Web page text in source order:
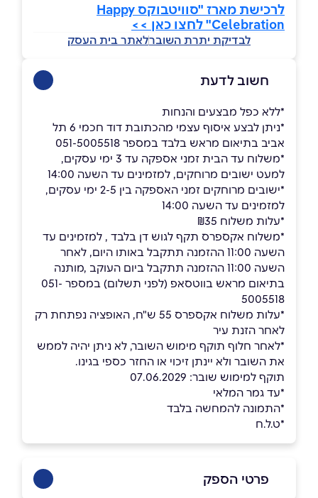
לרכישת מארז "סוויטבוקס Happy
Celebration" לחצו כאן >>
לבדיקת יתרת השוברלאתר בית העסק
חשוב לדעת
*ללא כפל מבצעים והנחות
*ניתן לבצע איסוף עצמי מהכתובת דוד חכמי 6 תל
אביב בתיאום מראש בלבד במספר 051-5005518
*משלוח עד הבית זמני אספקה עד 3 ימי עסקים,
למעט ישובים מרוחקים, למזמינים עד השעה 14:00
*ישובים מרוחקים זמני האספקה בין 2-5 ימי עסקים,
למזמינים עד השעה 14:00
*עלות משלוח ₪35
*משלוח אקספרס תקף לגוש דן בלבד , למזמינים עד
השעה 11:00 ההזמנה תתקבל באותו היום, לאחר
השעה 11:00 ההזמנה תתקבל ביום העוקב ,מותנה
בתיאום מראש בווטסאפ (לפני תשלום) במספר 051-
5005518
*עלות משלוח אקספרס 55 ש"ח, האופציה נפתחת רק
לאחר הזנת עיר
*לאחר חלוף תוקף מימוש השובר, לא ניתן יהיה לממש
את השובר ולא יינתן זיכוי או החזר כספי בגינו.
תוקף למימוש שובר: 07.06.2029
*עד גמר המלאי
*התמונה להמחשה בלבד
*ט.ל.ח
פרטי הספק